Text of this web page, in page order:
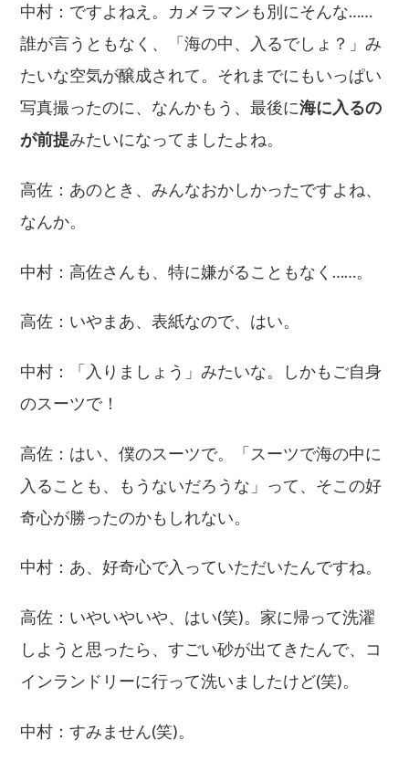
中村：ですよねえ。カメラマンも別にそんな……
誰が言うともなく、「海の中、入るでしょ？」み
たいな空気が醸成されて。それまでにもいっぱい
写真撮ったのに、なんかもう、最後に海に入るの
が前提みたいになってましたよね。
高佐：あのとき、みんなおかしかったですよね、
なんか。
中村：高佐さんも、特に嫌がることもなく……。
高佐：いやまあ、表紙なので、はい。
中村：「入りましょう」みたいな。しかもご自身
のスーツで！
高佐：はい、僕のスーツで。「スーツで海の中に
入ることも、もうないだろうな」って、そこの好
奇心が勝ったのかもしれない。
中村：あ、好奇心で入っていただいたんですね。
高佐：いやいやいや、はい(笑)。家に帰って洗濯
しようと思ったら、すごい砂が出てきたんで、コ
インランドリーに行って洗いましたけど(笑)。
中村：すみません(笑)。